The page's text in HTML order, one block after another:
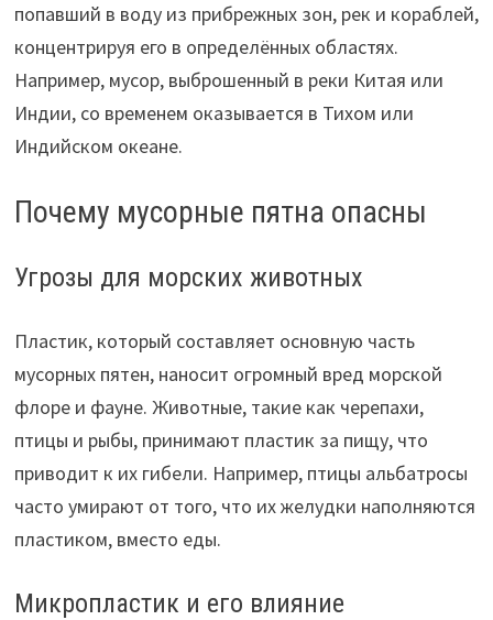
попавший в воду из прибрежных зон, рек и кораблей,
концентрируя его в определённых областях.
Например, мусор, выброшенный в реки Китая или
Индии, со временем оказывается в Тихом или
Индийском океане.
Почему мусорные пятна опасны
Угрозы для морских животных
Пластик, который составляет основную часть
мусорных пятен, наносит огромный вред морской
флоре и фауне. Животные, такие как черепахи,
птицы и рыбы, принимают пластик за пищу, что
приводит к их гибели. Например, птицы альбатросы
часто умирают от того, что их желудки наполняются
пластиком, вместо еды.
Микропластик и его влияние